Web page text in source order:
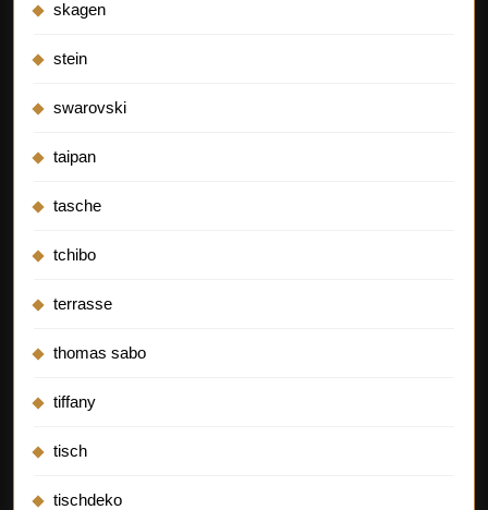
skagen
stein
swarovski
taipan
tasche
tchibo
terrasse
thomas sabo
tiffany
tisch
tischdeko